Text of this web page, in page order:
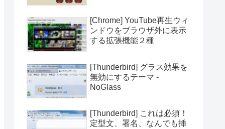
[Chrome] YouTube再生ウィ
ンドウをブラウザ外に表示
する拡張機能２種
[Thunderbird] グラス効果を
無効にするテーマ -
NoGlass
[Thunderbird] これは必須！
定型文、署名、なんでも挿